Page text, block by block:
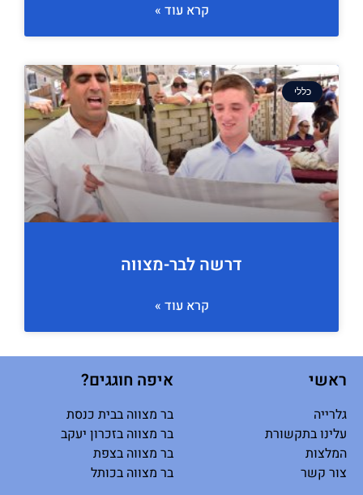
קרא עוד »
כללי
דרשה לבר-מצווה
קרא עוד »
ראשי
גלרייה
עלינו בתקשורת
המלצות
צור קשר
איפה חוגגים?
בר מצווה בבית כנסת
בר מצווה בזכרון יעקב
בר מצווה בצפת
בר מצווה בכותל